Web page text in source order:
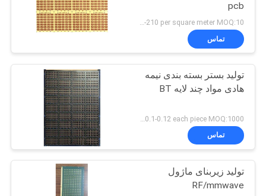
pcb
US 180-210 per square meter MOQ:10 متر مربع
تماس
تولید بستر بسته بندی نیمه
هادی مواد چند لایه BT
تماس
تولید زیربنای ماژول
RF/mmwave